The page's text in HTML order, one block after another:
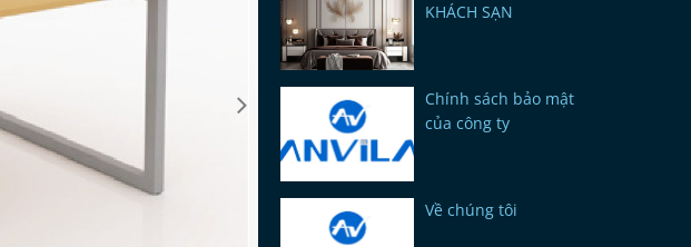
KHÁCH SẠN
Chính sách bảo mật
của công ty
Về chúng tôi